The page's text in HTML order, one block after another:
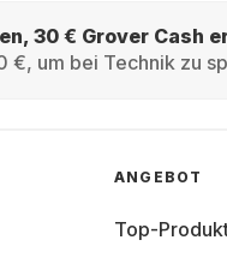
30 € Grover Cash
€, um bei Technik zu
ANGEBOT
Top-